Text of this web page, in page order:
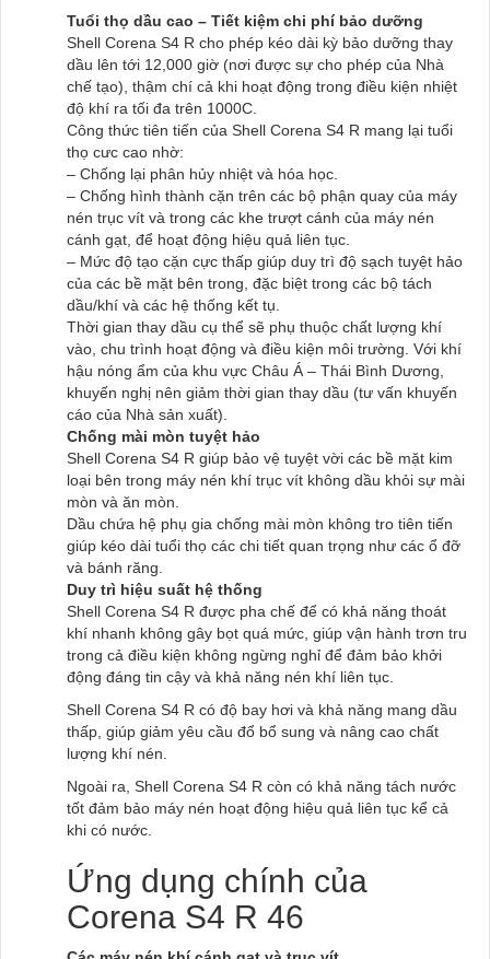
Tuổi thọ dầu cao – Tiết kiệm chi phí bảo dưỡng
Shell Corena S4 R cho phép kéo dài kỳ bảo dưỡng thay
dầu lên tới 12,000 giờ (nơi được sự cho phép của Nhà
chế tạo), thậm chí cả khi hoạt động trong điều kiện nhiệt
độ khí ra tối đa trên 1000C.
Công thức tiên tiến của Shell Corena S4 R mang lại tuổi
thọ cưc cao nhờ:
– Chống lại phân hủy nhiệt và hóa học.
– Chống hình thành cặn trên các bộ phận quay của máy
nén trục vít và trong các khe trượt cánh của máy nén
cánh gạt, để hoạt động hiệu quả liên tục.
– Mức độ tạo cặn cực thấp giúp duy trì độ sạch tuyệt hảo
của các bề mặt bên trong, đặc biệt trong các bộ tách
dầu/khí và các hệ thống kết tụ.
Thời gian thay dầu cụ thể sẽ phụ thuộc chất lượng khí
vào, chu trình hoạt động và điều kiện môi trường. Với khí
hậu nóng ẩm của khu vực Châu Á – Thái Bình Dương,
khuyến nghị nên giảm thời gian thay dầu (tư vấn khuyến
cáo của Nhà sản xuất).
Chống mài mòn tuyệt hảo
Shell Corena S4 R giúp bảo vệ tuyệt vời các bề mặt kim
loại bên trong máy nén khí trục vít không dầu khỏi sự mài
mòn và ăn mòn.
Dầu chứa hệ phụ gia chống mài mòn không tro tiên tiến
giúp kéo dài tuổi thọ các chi tiết quan trọng như các ổ đỡ
và bánh răng.
Duy trì hiệu suất hệ thống
Shell Corena S4 R được pha chế để có khả năng thoát
khí nhanh không gây bọt quá mức, giúp vận hành trơn tru
trong cả điều kiện không ngừng nghỉ để đảm bảo khởi
động đáng tin cậy và khả năng nén khí liên tục.
Shell Corena S4 R có độ bay hơi và khả năng mang dầu
thấp, giúp giảm yêu cầu đổ bổ sung và nâng cao chất
lượng khí nén.
Ngoài ra, Shell Corena S4 R còn có khả năng tách nước
tốt đảm bảo máy nén hoạt động hiệu quả liên tục kể cả
khi có nước.
Ứng dụng chính của
Corena S4 R 46